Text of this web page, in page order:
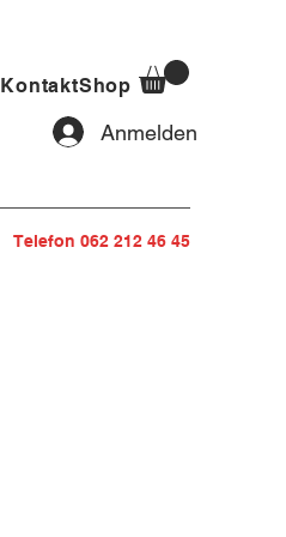
KontaktShop
Anmelden
Telefon 062 212 46 45